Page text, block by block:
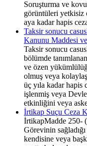
Soruşturma ve
görüntüleri yetkisiz
aya kadar hapis
Taksir sonucu
Kanunu Maddesi ve
Taksir sonucu
bölümde
ve özen
olmuş veya
üç yıla kadar hapis
işlenmiş veya
etkinliğini veya
İrtikap Suçu Ceza
İrtikapMadde 250-
Görevinin
kendisine veya